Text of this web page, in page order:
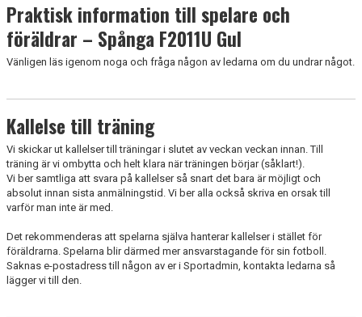
TRUPPEN
KONTAKT
FÖRÄLDRAINFO
LAGSPONSORER
INSTAGRAM
MIN FOTBOLL
Praktisk information till spelare och
föräldrar – Spånga F2011U Gul
Vänligen läs igenom noga och fråga någon av ledarna om du undrar något.
Kallelse till träning
Vi skickar ut kallelser till träningar i slutet av veckan veckan innan. Till
träning är vi ombytta och helt klara när träningen börjar (såklart!).
Vi ber samtliga att svara på kallelser så snart det bara är möjligt och
absolut innan sista anmälningstid. Vi ber alla också skriva en orsak till
varför man inte är med.
Det rekommenderas att spelarna själva hanterar kallelser i stället för
föräldrarna. Spelarna blir därmed mer ansvarstagande för sin fotboll.
Saknas e-postadress till någon av er i Sportadmin, kontakta ledarna så
lägger vi till den.